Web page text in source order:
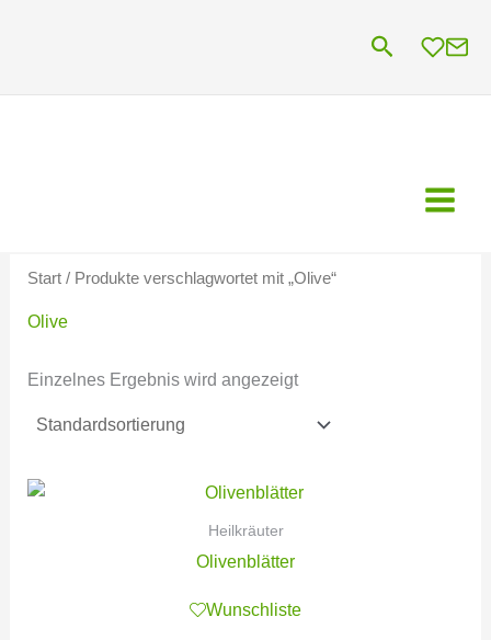
Suchen
Start/ Produkte verschlagwortet mit „Olive“
Olive
Einzelnes Ergebnis wird angezeigt
Heilkräuter
Olivenblätter
Wunschliste